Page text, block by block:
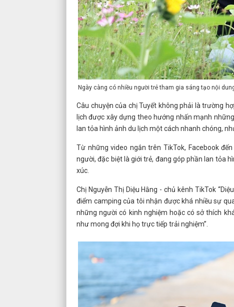
Ngày càng có nhiều người trẻ tham gia sáng tạo nội
Câu chuyện của chị Tuyết không phải là trường
lịch được xây dựng theo hướng nhấn mạnh
lan tỏa hình ảnh du lịch một cách nhanh chóng,
Từ những video ngắn trên TikTok, Facebook
người, đặc biệt là giới trẻ, đang góp phần lan tỏa
xúc.
Chị Nguyễn Thị Diệu Hằng - chủ kênh TikTok
điểm camping của tôi nhận được khá nhiều sự
những người có kinh nghiệm hoặc có sở thích
như mong đợi khi họ trực tiếp trải nghiệm”.